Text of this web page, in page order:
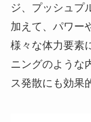
ジ、プッシュプ
加えて、パワー
様々な体力要素
ニングのような
ス発散にも効果